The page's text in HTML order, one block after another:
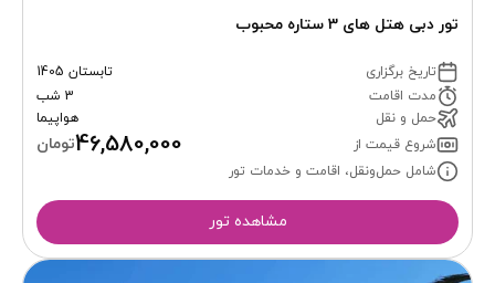
تور دبی هتل های 3 ستاره محبوب
تاریخ برگزاری
تابستان 1405
مدت اقامت
3 شب
حمل و نقل
هواپیما
شروع قیمت از
46,580,000تومان
شامل حمل‌ونقل، اقامت و خدمات تور
مشاهده تور